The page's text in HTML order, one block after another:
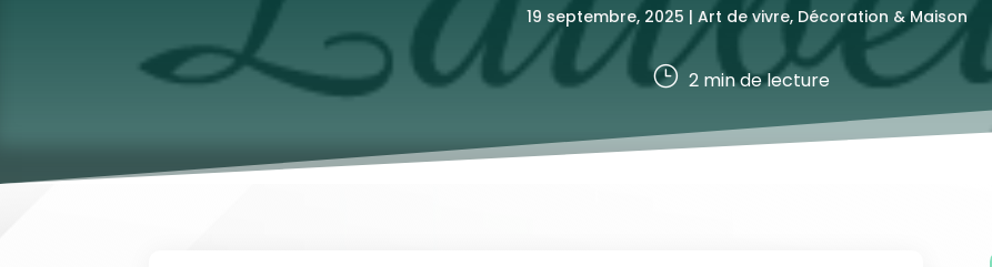
19 septembre, 2025 | Art de vivre, Décoration & Maison
} 2 min de lecture